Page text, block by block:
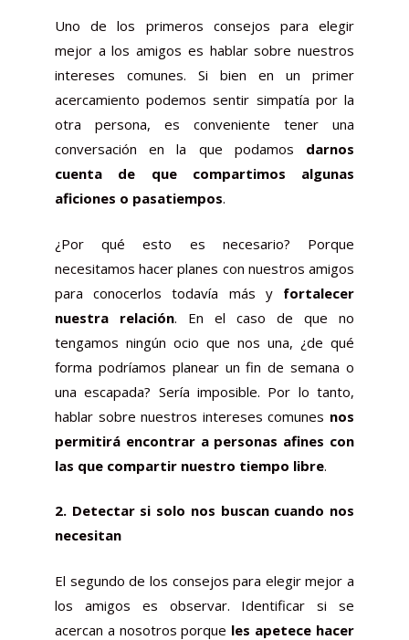
Uno de los primeros consejos para elegir
mejor a los amigos es hablar sobre nuestros
intereses comunes. Si bien en un primer
acercamiento podemos sentir simpatía por la
otra persona, es conveniente tener una
conversación en la que podamos darnos
cuenta de que compartimos algunas
aficiones o pasatiempos.
¿Por qué esto es necesario? Porque
necesitamos hacer planes con nuestros amigos
para conocerlos todavía más y fortalecer
nuestra relación. En el caso de que no
tengamos ningún ocio que nos una, ¿de qué
forma podríamos planear un fin de semana o
una escapada? Sería imposible. Por lo tanto,
hablar sobre nuestros intereses comunes nos
permitirá encontrar a personas afines con
las que compartir nuestro tiempo libre.
2. Detectar si solo nos buscan cuando nos
necesitan
El segundo de los consejos para elegir mejor a
los amigos es observar. Identificar si se
acercan a nosotros porque les apetece hacer